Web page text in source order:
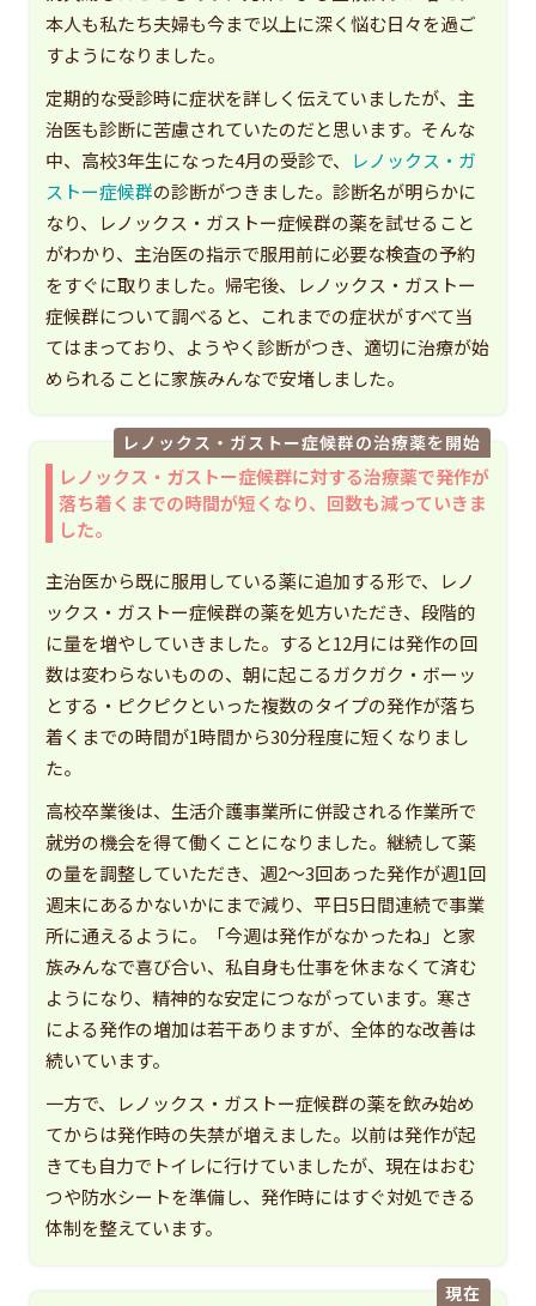
本人も私たち夫婦も今まで以上に深く悩む日々を過ご
すようになりました。
定期的な受診時に症状を詳しく伝えていましたが、主
治医も診断に苦慮されていたのだと思います。そんな
中、高校3年生になった4月の受診で、
レノックス・ガ
ストー症候群の診断がつきました。診断名が明らかに
なり、レノックス・ガストー症候群の薬を試せること
がわかり、主治医の指示で服用前に必要な検査の予約
をすぐに取りました。帰宅後、レノックス・ガストー
症候群について調べると、これまでの症状がすべて当
てはまっており、ようやく診断がつき、適切に治療が始
められることに家族みんなで安堵しました。
レノックス・ガストー症候群の治療薬を開始
レノックス・ガストー症候群に対する治療薬で発作が
落ち着くまでの時間が短くなり、回数も減っていきま
した。
主治医から既に服用している薬に追加する形で、レノ
ックス・ガストー症候群の薬を処方いただき、段階的
に量を増やしていきました。すると12月には発作の回
数は変わらないものの、朝に起こるガクガク・ボーッ
とする・ピクピクといった複数のタイプの発作が落ち
着くまでの時間が1時間から30分程度に短くなりまし
た。
高校卒業後は、生活介護事業所に併設される作業所で
就労の機会を得て働くことになりました。継続して薬
の量を調整していただき、週2〜3回あった発作が週1回
週末にあるかないかにまで減り、平日5日間連続で事業
所に通えるように。「今週は発作がなかったね」と家
族みんなで喜び合い、私自身も仕事を休まなくて済む
ようになり、精神的な安定につながっています。寒さ
による発作の増加は若干ありますが、全体的な改善は
続いています。
一方で、レノックス・ガストー症候群の薬を飲み始め
てからは発作時の失禁が増えました。以前は発作が起
きても自力でトイレに行けていましたが、現在はおむ
つや防水シートを準備し、発作時にはすぐ対処できる
体制を整えています。
現在